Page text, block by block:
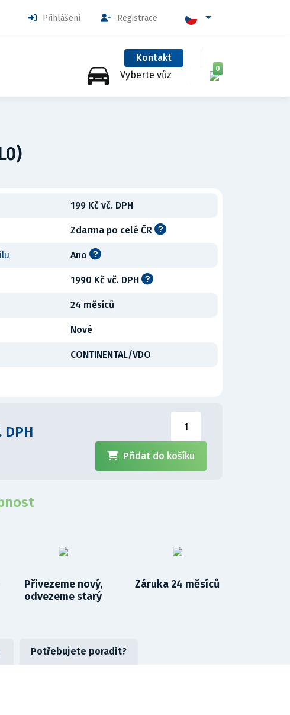
Přihlášení Registrace
Kontakt
Vyberte vůz
0
199 Kč vč. DPH
Zdarma po celé ČR
Ano
1990 Kč vč. DPH
24 měsíců
Nové
CONTINENTAL/VDO
DPH
Přidat do košíku
Přivezeme nový,
odvezeme starý
Záruka 24 měsíců
Potřebujete poradit?